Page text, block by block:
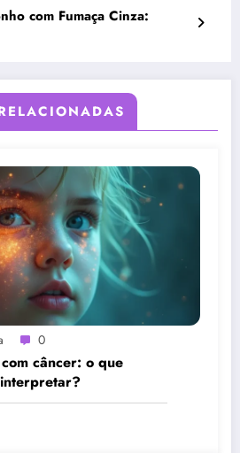
com Fumaça Cinza:
0
câncer: o que